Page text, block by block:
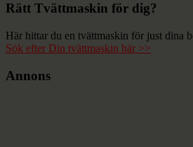
Rätt Tvättmaskin för dig?
Här hittar du en tvättmaskin för just dina
Sök efter Din tvättmaskin här >>
Annons